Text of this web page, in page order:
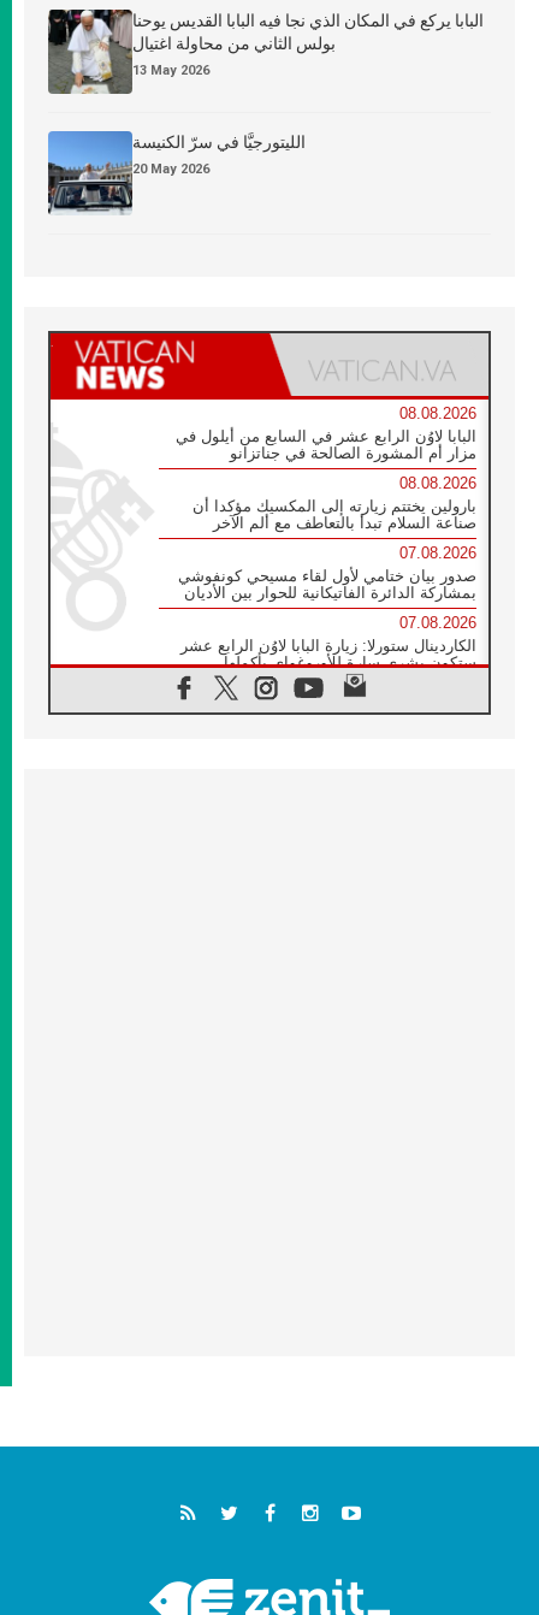
البابا يركع في المكان الذي نجا فيه البابا القديس يوحنا
بولس الثاني من محاولة اغتيال
13 May 2026
الليتورجيَّا في سرّ الكنيسة
20 May 2026
08.08.2026
البابا لاوُن الرابع عشر في السابع من أيلول في
مزار أم المشورة الصالحة في جناتزانو
08.08.2026
بارولين يختتم زيارته إلى المكسيك مؤكدا أن
صناعة السلام تبدأ بالتعاطف مع ألم الآخر
07.08.2026
صدور بيان ختامي لأول لقاء مسيحي كونفوشي
بمشاركة الدائرة الفاتيكانية للحوار بين الأديان
07.08.2026
الكاردينال ستورلا: زيارة البابا لاوُن الرابع عشر
ستكون بشرى سارة للأوروغواي بأكملها
الفاتيكان يعلن برنامج الزيارة الرسولية للبابا لاوُن